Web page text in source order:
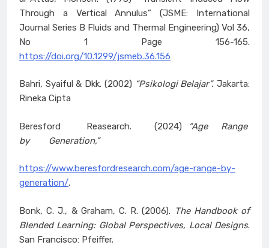
Through a Vertical Annulus” (JSME: International
Journal Series B Fluids and Thermal Engineering) Vol 36,
No 1 Page 156-165.
https://doi.org/10.1299/jsmeb.36.156
Bahri, Syaiful & Dkk. (2002) “Psikologi Belajar”.Jakarta:
Rineka Cipta
Beresford Reasearch. (2024)
“Age Range
by Generation,”
https://www.beresfordresearch.com/age-range-by-
generation/.
Bonk, C. J., & Graham, C. R. (2006). The Handbook of
Blended Learning: Global Perspectives, Local Designs.
San Francisco: Pfeiffer.